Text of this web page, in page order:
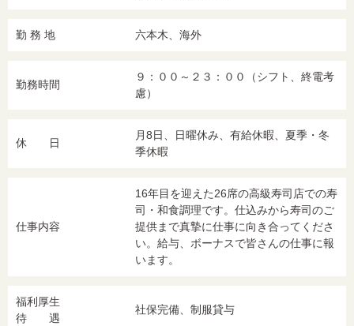
勤 務 地 六本木、海外
勤務時間
９：００～２３：００（シフト、終電考
慮）
休 日
月8日、日曜休み、有給休暇、夏季・冬
季休暇
仕事内容
16年目を迎えた26席の高級寿司店での寿
司・和食調理です。仕込みから寿司のご
提供まで真摯に仕事に向き合ってくださ
い。給与、ボーナスで皆さんの仕事に報
います。
福利厚生
待 遇
社保完備、制服貸与